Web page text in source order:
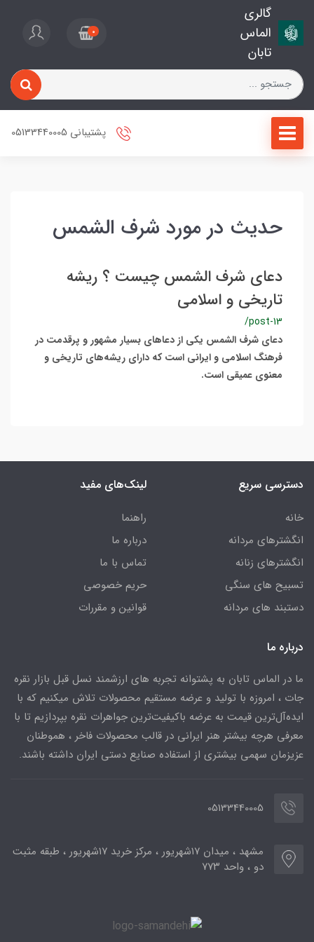
گالری
الماس
تابان
0
پشتیبانی 05133440005
حدیث در مورد شرف الشمس
دعای شرف الشمس چیست ؟ ریشه
تاریخی و اسلامی
/post-13
دعای شرف الشمس یکی از دعاهای بسیار مشهور و پرقدمت در
فرهنگ اسلامی و ایرانی است که دارای ریشه‌های تاریخی و
معنوی عمیقی است.
دسترسی سریع
خانه
انگشترهای مردانه
انگشترهای زنانه
تسبیح های سنگی
دستبند های مردانه
لینک‌های مفید
راهنما
درباره ما
تماس با ما
حریم خصوصی
قوانین و مقررات
درباره ما
ما در الماس تابان به پشتوانه تجربه های ارزشمند نسل قبل بازار نقره
جات ، امروزه با تولید و عرضه مستقیم محصولات تلاش میکنیم که با
ایده‌آل‌ترین قیمت به عرضه باکیفیت‌ترین جواهرات نقره بپردازیم تا با
معرفی هرچه بیشتر هنر ایرانی در قالب محصولات فاخر ، هموطنان
عزیزمان سهمی بیشتری از استفاده صنایع دستی ایران داشته باشند.
05133440005
مشهد ، میدان ۱۷شهریور ، مرکز خرید ۱۷شهریور ، طبقه مثبت
دو ، واحد ۷۷۳